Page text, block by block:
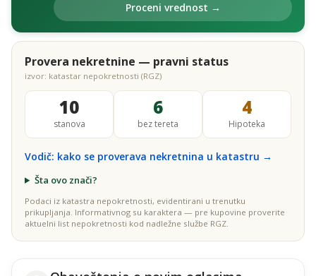
Proceni vrednost →
Provera nekretnine — pravni status
izvor: katastar nepokretnosti (RGZ)
10
stanova
6
bez tereta
4
Hipoteka
Vodič: kako se proverava nekretnina u katastru →
Šta ovo znači?
Podaci iz katastra nepokretnosti, evidentirani u trenutku
prikupljanja. Informativnog su karaktera — pre kupovine proverite
aktuelni list nepokretnosti kod nadležne službe RGZ.